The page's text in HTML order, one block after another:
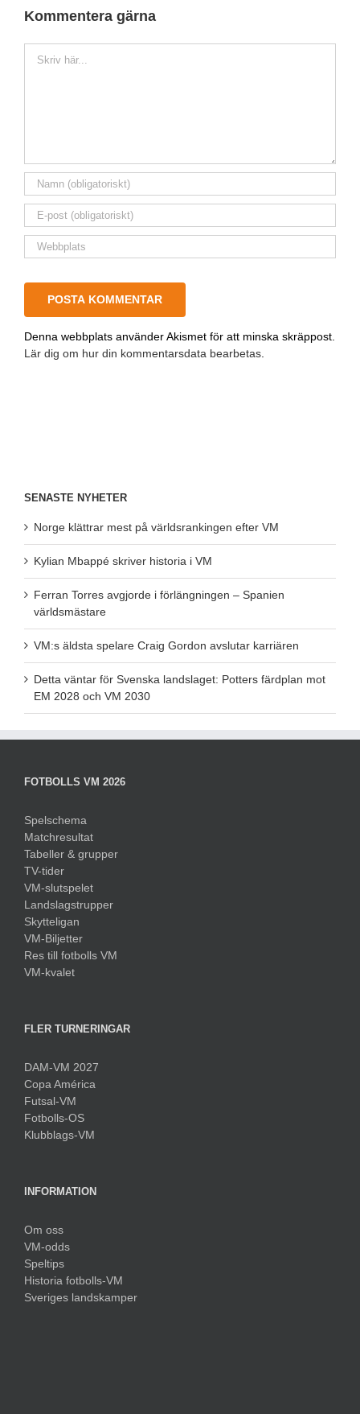
Kommentera gärna
Denna webbplats använder Akismet för att minska skräppost.
Lär dig om hur din kommentarsdata bearbetas
SENASTE NYHETER
Norge klättrar mest på världsrankingen efter VM
Kylian Mbappé skriver historia i VM
Ferran Torres avgjorde i förlängningen – Spanien
världsmästare
VM:s äldsta spelare Craig Gordon avslutar karriären
Detta väntar för Svenska landslaget: Potters färdplan mot
EM 2028 och VM 2030
FOTBOLLS VM 2026
Spelschema
Matchresultat
Tabeller & grupper
TV-tider
VM-slutspelet
Landslagstrupper
Skytteligan
VM-Biljetter
Res till fotbolls VM
VM-kvalet
FLER TURNERINGAR
DAM-VM 2027
Copa América
Futsal-VM
Fotbolls-OS
Klubblags-VM
INFORMATION
Om oss
VM-odds
Speltips
Historia fotbolls-VM
Sveriges landskamper